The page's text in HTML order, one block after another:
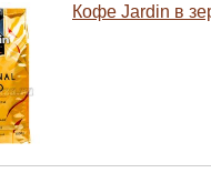
Кофе Jardin в